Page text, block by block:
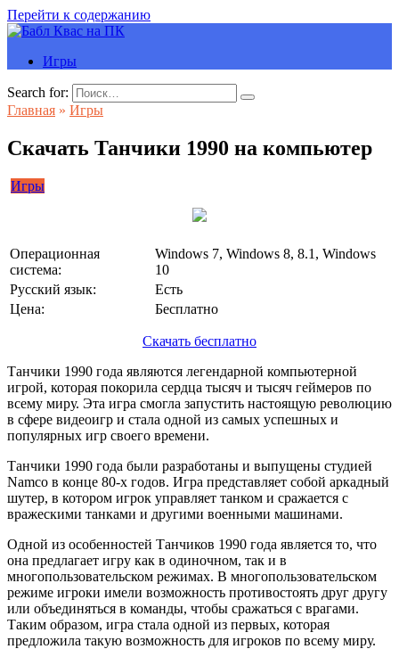
Перейти к содержанию
Игры
Search for:
Главная » Игры
Скачать Танчики 1990 на компьютер
Игры
Операционная
система:
Windows 7, Windows 8, 8.1, Windows
10
Русский язык:
Есть
Цена:
Бесплатно
Скачать бесплатно
Танчики 1990 года являются легендарной компьютерной
игрой, которая покорила сердца тысяч и тысяч геймеров по
всему миру. Эта игра смогла запустить настоящую революцию
в сфере видеоигр и стала одной из самых успешных и
популярных игр своего времени.
Tанчики 1990 года были разработаны и выпущены студией
Namco в конце 80-х годов. Игра представляет собой аркадный
шутер, в котором игрок управляет танком и сражается с
вражескими танками и другими военными машинами.
Одной из особенностей Танчиков 1990 года является то, что
она предлагает игру как в одиночном, так и в
многопользовательском режимах. В многопользовательском
режиме игроки имели возможность противостоять друг другу
или объединяться в команды, чтобы сражаться с врагами.
Таким образом, игра стала одной из первых, которая
предложила такую возможность для игроков по всему миру.